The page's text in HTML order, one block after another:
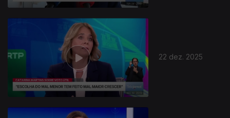
22 dez. 2025
897513